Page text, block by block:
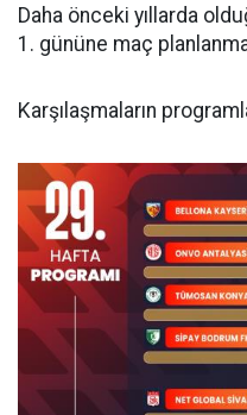
Daha önceki yıllarda
1. gününe maç
Karşılaşmaların